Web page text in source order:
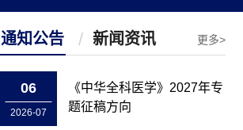
通知公告 新闻资讯 更多>
06
2026-07
《中华全科医学》2027年专
题征稿方向